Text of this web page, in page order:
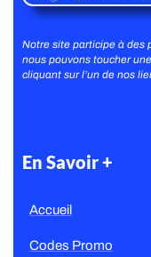
Notre site participe à des
nous pouvons toucher
cliquant sur l’un de nos
En Savoir +
Accueil
Codes Promo